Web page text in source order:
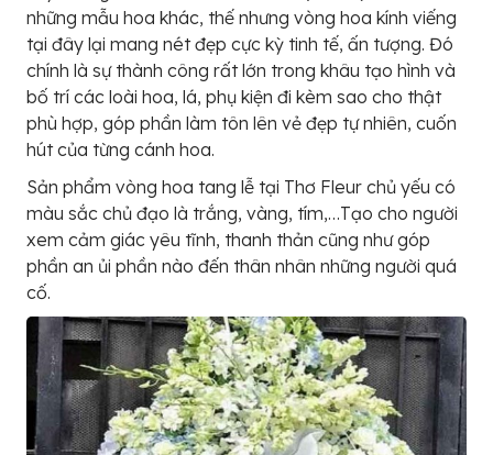
những mẫu hoa khác, thế nhưng vòng hoa kính viếng
tại đây lại mang nét đẹp cực kỳ tinh tế, ấn tượng. Đó
chính là sự thành công rất lớn trong khâu tạo hình và
bố trí các loài hoa, lá, phụ kiện đi kèm sao cho thật
phù hợp, góp phần làm tôn lên vẻ đẹp tự nhiên, cuốn
hút của từng cánh hoa.
Sản phẩm vòng hoa tang lễ tại Thơ Fleur chủ yếu có
màu sắc chủ đạo là trắng, vàng, tím,…Tạo cho người
xem cảm giác yêu tĩnh, thanh thản cũng như góp
phần an ủi phần nào đến thân nhân những người quá
cố.